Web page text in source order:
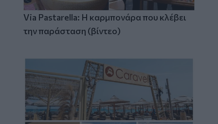
Via Pastarella: Η καρμπονάρα που κλέβει
την παράσταση (βίντεο)